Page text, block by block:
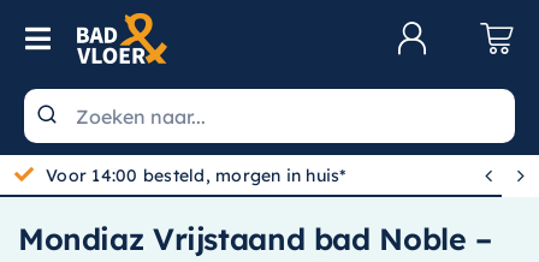
Skip to content
Toggle Navigation
Wastafels
Toiletten
Spiegels
Gratis bezorgd vanaf 100,-
 
Mondiaz Vrijstaand bad Noble –